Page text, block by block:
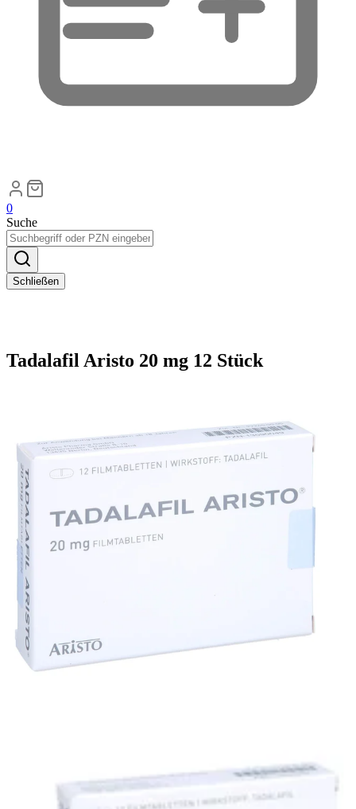
0
Suche
Schließen
Tadalafil Aristo 20 mg 12 Stück